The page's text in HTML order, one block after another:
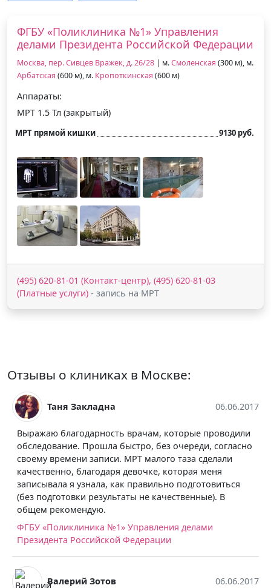
ФГБУ «Поликлиника №1» Управления
делами Президента Российской Федерации
Москва, пер. Сивцев Вражек, д. 26/28 | м.Смоленская (300 м), м.
Арбатская (600 м), м. Кропоткинская (600 м)
Аппараты:
МРТ 1.5 Тл (закрытый)
МРТ прямой кишки 9130 руб.
(495) 620-81-01 (Контакт-центр), (495) 620-81-03
(Платные услуги) - запись на МРТ
Отзывы о клиниках в Москве:
Таня Закладна 06.06.2017
Выражаю благодарность врачам, которые проводили
обследование. Прошла быстро, без очереди, согласно
своему времени записи. МРТ малого таза сделали
качественно, благодаря девочке, которая меня
записывала я узнала, как правильно подготовиться
(без подготовки результаты не качественные). В
общем рекомендую.
ФГБУ «Поликлиника №1» Управления делами
Президента Российской Федерации
Валерий Зотов 06.06.2017